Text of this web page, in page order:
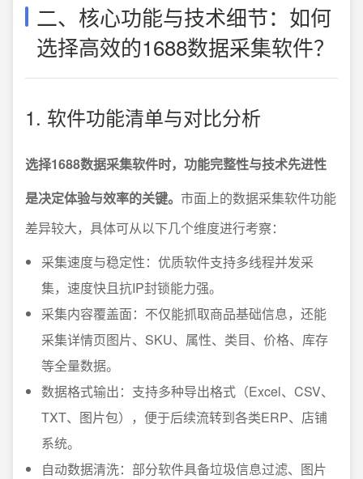
二、核心功能与技术细节：如何
选择高效的1688数据采集软件？
1. 软件功能清单与对比分析
选择1688数据采集软件时，功能完整性与技术先进性
是决定体验与效率的关键。 市面上的数据采集软件功能
差异较大，具体可从以下几个维度进行考察：
采集速度与稳定性：优质软件支持多线程并发采
集，速度快且抗IP封锁能力强。
采集内容覆盖面：不仅能抓取商品基础信息，还能
采集详情页图片、SKU、属性、类目、价格、库存
等全量数据。
数据格式输出：支持多种导出格式（Excel、CSV、
TXT、图片包），便于后续流转到各类ERP、店铺
系统。
自动数据清洗：部分软件具备垃圾信息过滤、图片